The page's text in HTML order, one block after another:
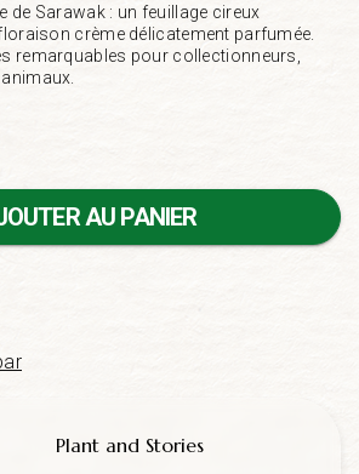
de Sarawak : un feuillage cireux
crème délicatement parfumée.
remarquables pour collectionneurs,
AU PANIER
Plant and Stories